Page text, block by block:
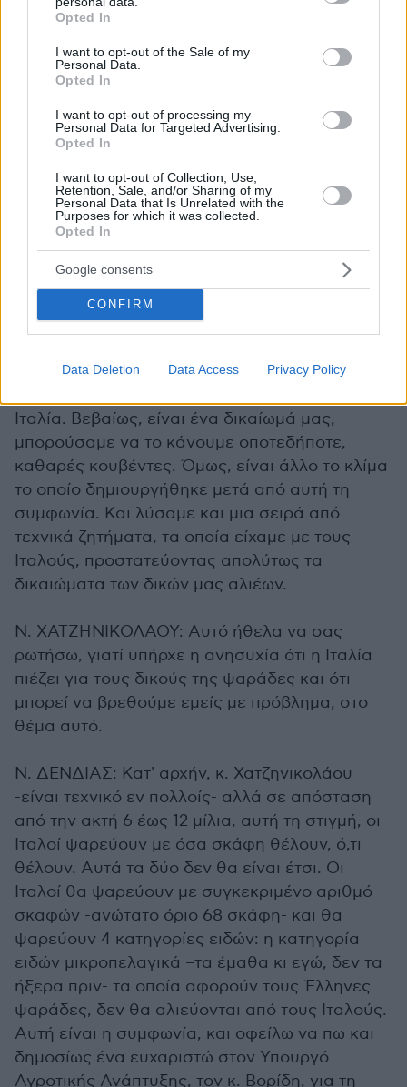
grant or deny consent to Google and its third-party tags to
use your data for below specified purposes in below Google
consent section.
Opted In
I want to opt-out of the Sale of my
Personal Data.
Opted In
I want to opt-out of processing my
Personal Data for Targeted Advertising.
Opted In
I want to opt-out of Collection, Use,
Retention, Sale, and/or Sharing of my
Personal Data that Is Unrelated with the
Purposes for which it was collected.
Opted In
Google consents
CONFIRM
Data Deletion Data Access Privacy Policy
συμφωνία με την Ιταλία. Πρακτικά, τι κερδίζει η
Ν. ΔΕΝΔΙΑΣ: Η Ελλάδα πλέον έχει μια
Αποκλειστική Οικονομική Ζώνη στα δυτικά της.
Και μάλιστα, μια αντίληψη μέσης γραμμής και
Διεθνές Δίκαιο, την UNCLOS, και τις
γενικότερες απόψεις που η Ελλάδα εκφράζει
στο διεθνές γίγνεσθαι. Διότι, η Ελλάδα είναι
μια συνεπής χώρα. Δεν έχει à la carte απόψεις:
«εδώ μας βολεύουν – εκεί δεν μας βολεύουν».
Και για να σας είμαι και ειλικρινής, από εκεί και
επέκτασης των χωρικών υδάτων της χώρας, επί
Ιταλία. Βεβαίως, είναι ένα δικαίωμά μας,
μπορούσαμε να το κάνουμε οποτεδήποτε,
καθαρές κουβέντες. Όμως, είναι άλλο το κλίμα
το οποίο δημιουργήθηκε μετά από αυτή τη
συμφωνία. Και λύσαμε και μια σειρά από
τεχνικά ζητήματα, τα οποία είχαμε με τους
Ιταλούς, προστατεύοντας απολύτως τα
δικαιώματα των δικών μας αλιέων.
Ν. ΧΑΤΖΗΝΙΚΟΛΑΟΥ: Αυτό ήθελα να σας
ρωτήσω, γιατί υπήρχε η ανησυχία ότι η Ιταλία
πιέζει για τους δικούς της ψαράδες και ότι
μπορεί να βρεθούμε εμείς με πρόβλημα, στο
θέμα αυτό.
Ν. ΔΕΝΔΙΑΣ: Κατ' αρχήν, κ. Χατζηνικολάου
-είναι τεχνικό εν πολλοίς- αλλά σε απόσταση
από την ακτή 6 έως 12 μίλια, αυτή τη στιγμή, οι
Ιταλοί ψαρεύουν με όσα σκάφη θέλουν, ό,τι
θέλουν. Αυτά τα δύο δεν θα είναι έτσι. Οι
Ιταλοί θα ψαρεύουν με συγκεκριμένο αριθμό
σκαφών -ανώτατο όριο 68 σκάφη- και θα
ψαρεύουν 4 κατηγορίες ειδών: η κατηγορία
ειδών μικροπελαγικά –τα έμαθα κι εγώ, δεν τα
ήξερα πριν- τα οποία αφορούν τους Έλληνες
ψαράδες, δεν θα αλιεύονται από τους Ιταλούς.
Αυτή είναι η συμφωνία, και οφείλω να πω και
δημοσίως ένα ευχαριστώ στον Υπουργό
Αγροτικής Ανάπτυξης, τον κ. Βορίδη, για τη